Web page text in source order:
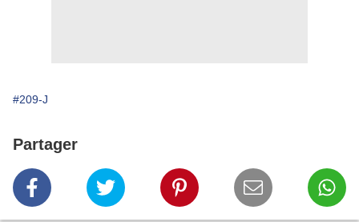
#209-J
Partager